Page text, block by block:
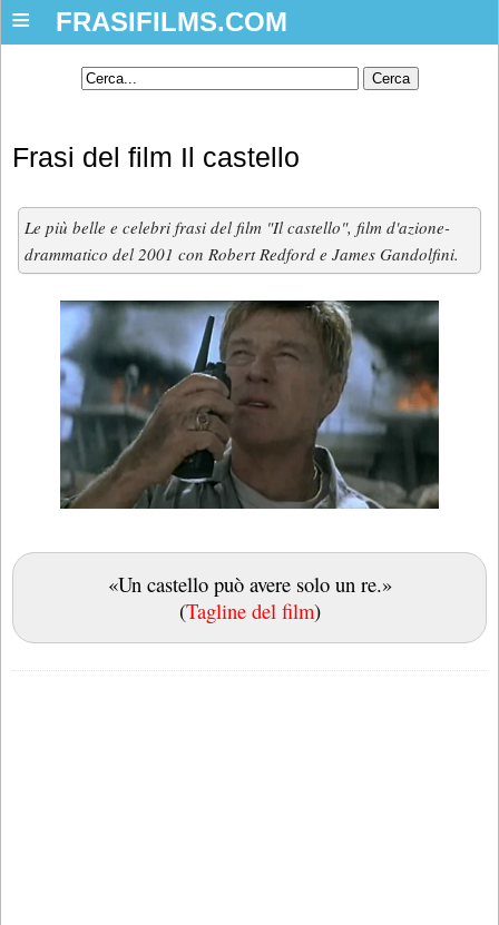
FRASIFILMS.COM
≡
Frasi del film Il castello
Le più belle e celebri frasi del film "Il castello", film d'azione-
drammatico del 2001 con Robert Redford e James Gandolfini.
«Un castello può avere solo un re.»
(Tagline del film)